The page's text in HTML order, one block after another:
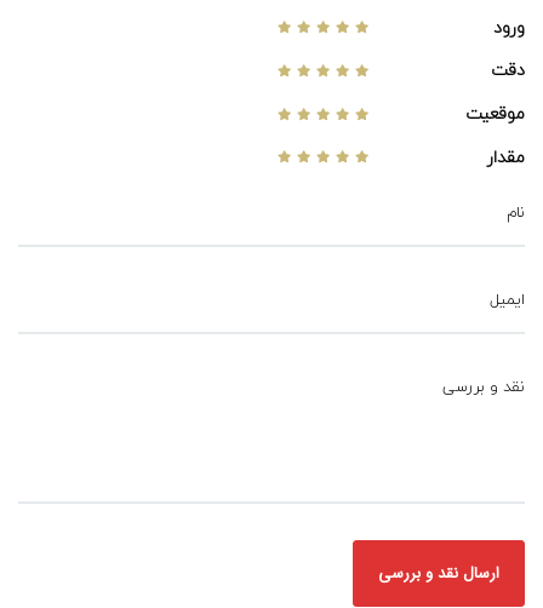
ورود
دقت
موقعیت
مقدار
نام
ایمیل
نقد و بررسی